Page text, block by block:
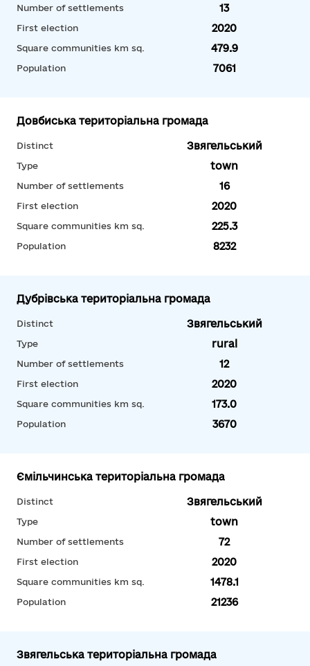
Number of settlements 13
First election 2020
Square communities km sq. 479.9
Population 7061
Довбиська територіальна громада
Distinct Звягельський
Type town
Number of settlements 16
First election 2020
Square communities km sq. 225.3
Population 8232
Дубрівська територіальна громада
Distinct Звягельський
Type rural
Number of settlements 12
First election 2020
Square communities km sq. 173.0
Population 3670
Ємільчинська територіальна громада
Distinct Звягельський
Type town
Number of settlements 72
First election 2020
Square communities km sq. 1478.1
Population 21236
Звягельська територіальна громада